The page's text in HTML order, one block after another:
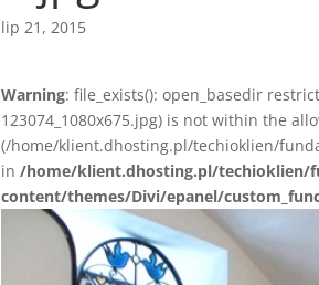
lip 21, 2015
Warning: file_exists(): open_basedir
123074_1080x675.jpg) is not within the
(/home/klient.dhosting.pl/techioklien/
in/home/klient.dhosting.pl/techioklien/
content/themes/Divi/epanel/